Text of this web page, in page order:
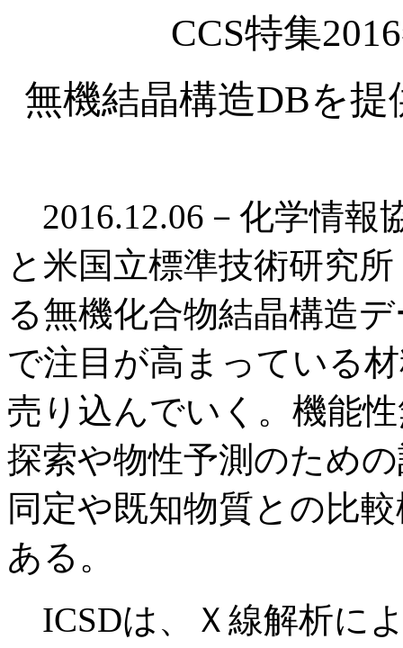
CCS特集
無機結晶構造DBを
2016.12.06－化学情報
と米国立標準技術研究
る無機化合物結晶構造
で注目が高まっている
売り込んでいく。機能
探索や物性予測のため
同定や既知物質との比
ある。
ICSDは、Ｘ線解析に